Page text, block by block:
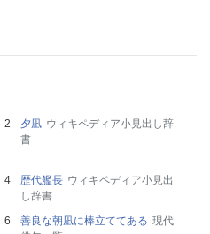
夕凪 ウィキペディア小見出し辞
書
歴代艦長 ウィキペディア小見出
し辞書
善良な朝凪に棒立ててある 現代